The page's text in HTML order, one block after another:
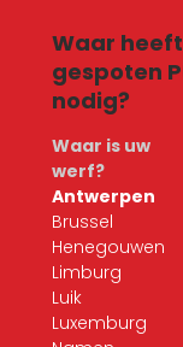
Waar
gespoten
nodig?
Waar is uw
werf?
Antwerpen
Brussel
Henegouwen
Limburg
Luik
Luxemburg